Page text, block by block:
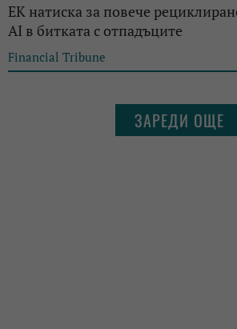
ЕК натиска за повече
AI в битката с отпадъците
Financial Tribune
ЗАРЕДИ ОЩЕ